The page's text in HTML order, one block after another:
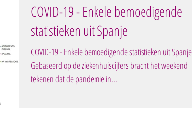
COVID-19 - Enkele bemoedigende
statistieken uit Spanje
COVID-19 - Enkele bemoedigende statistieken uit Spanje
Gebaseerd op de ziekenhuiscijfers bracht het weekend
tekenen dat de pandemie in...